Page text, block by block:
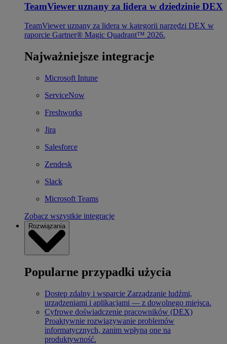
TeamViewer uznany za lidera w dziedzinie DEX
TeamViewer uznany za lidera w kategorii narzędzi DEX w
raporcie Gartner® Magic Quadrant™ 2026.
Najważniejsze integracje
Microsoft Intune
ServiceNow
Freshworks
Jira
Salesforce
Zendesk
Slack
Microsoft Teams
Zobacz wszystkie integracje
Rozwiązania
Popularne przypadki użycia
Dostęp zdalny i wsparcie Zarządzanie ludźmi,
urządzeniami i aplikacjami — z dowolnego miejsca.
Cyfrowe doświadczenie pracowników (DEX)
Proaktywnie rozwiązywanie problemów
informatycznych, zanim wpłyną one na
produktywność.